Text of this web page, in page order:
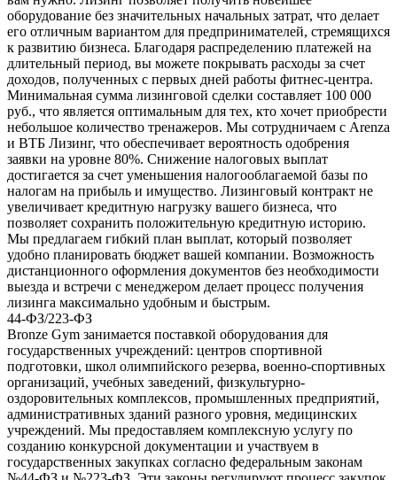
оборудование без значительных начальных затрат, что делает
его отличным вариантом для предпринимателей, стремящихся
к развитию бизнеса. Благодаря распределению платежей на
длительный период, вы можете покрывать расходы за счет
доходов, полученных с первых дней работы фитнес-центра.
Минимальная сумма лизинговой сделки составляет 100 000
руб., что является оптимальным для тех, кто хочет приобрести
небольшое количество тренажеров. Мы сотрудничаем с Arenza
и ВТБ Лизинг, что обеспечивает вероятность одобрения
заявки на уровне 80%. Снижение налоговых выплат
достигается за счет уменьшения налогооблагаемой базы по
налогам на прибыль и имущество. Лизинговый контракт не
увеличивает кредитную нагрузку вашего бизнеса, что
позволяет сохранить положительную кредитную историю.
Мы предлагаем гибкий план выплат, который позволяет
удобно планировать бюджет вашей компании. Возможность
дистанционного оформления документов без необходимости
выезда и встречи с менеджером делает процесс получения
лизинга максимально удобным и быстрым.
44-ФЗ/223-ФЗ
Bronze Gym занимается поставкой оборудования для
государственных учреждений: центров спортивной
подготовки, школ олимпийского резерва, военно-спортивных
организаций, учебных заведений, физкультурно-
оздоровительных комплексов, промышленных предприятий,
административных зданий разного уровня, медицинских
учреждений. Мы предоставляем комплексную услугу по
созданию конкурсной документации и участвуем в
государственных закупках согласно федеральным законам